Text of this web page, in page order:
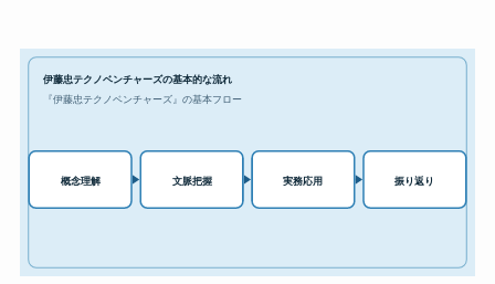
伊藤忠テクノベンチャーズの基本的な流れ
『伊藤忠テクノベンチャーズ』の基本フロー
概念理解 文脈把握 実務応用 振り返り